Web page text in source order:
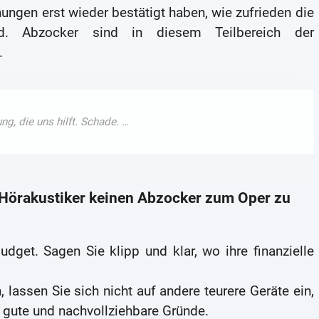
erst wieder bestätigt haben, wie zufrieden die
Abzocker sind in diesem Teilbereich der
keinen Abzocker zum Oper zu
Sagen Sie klipp und klar, wo ihre finanzielle
lassen Sie sich nicht auf andere teurere Geräte ein,
und nachvollziehbare Gründe.